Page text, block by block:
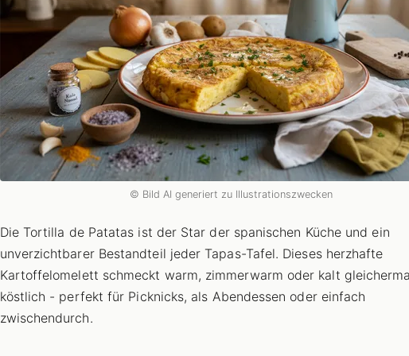
© Bild AI generiert zu Illustrationszwecken
Die Tortilla de Patatas ist der Star der spanischen Küche und ein
unverzichtbarer Bestandteil jeder Tapas-Tafel. Dieses herzhafte
Kartoffelomelett schmeckt warm, zimmerwarm oder kalt
köstlich - perfekt für Picknicks, als Abendessen oder einfach
zwischendurch.